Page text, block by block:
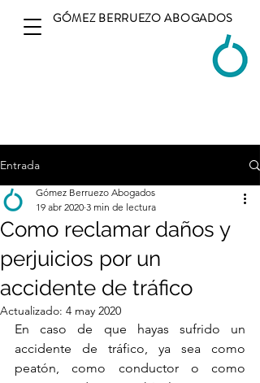
GÓMEZ BERRUEZO ABOGADOS
Entrada
Como reclamar daños y
perjuicios por un
accidente de tráfico
Gómez Berruezo Abogados
19 abr 2020 3 min de lectura
Actualizado: 4 may 2020
En caso de que hayas sufrido un
accidente de tráfico, ya sea como
peatón, como conductor o como